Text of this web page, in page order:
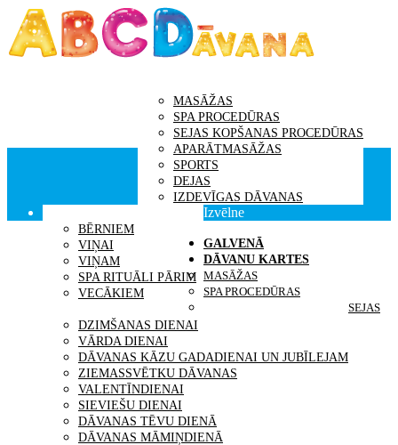
MASĀŽAS
SPA PROCEDŪRAS
SEJAS KOPŠANAS PROCEDŪRAS
APARĀTMASĀŽAS
SPORTS
DEJAS
IZDEVĪGAS DĀVANAS
BĒRNIEM
VIŅAI
VIŅAM
SPA RITUĀLI PĀRIM
VECĀKIEM
DZIMŠANAS DIENAI
VĀRDA DIENAI
DĀVANAS KĀZU GADADIENAI UN JUBĪLEJAM
ZIEMASSVĒTKU DĀVANAS
VALENTĪNDIENAI
SIEVIEŠU DIENAI
DĀVANAS TĒVU DIENĀ
DĀVANAS MĀMIŅDIENĀ
Izvēlne
GALVENĀ
DĀVANU KARTES
MASĀŽAS
SPA PROCEDŪRAS
SEJAS